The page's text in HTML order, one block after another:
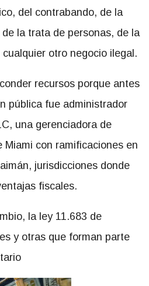
del contrabando, de la
la trata de personas, de la
otro negocio ilegal.
recursos porque antes
pública fue administrador
una gerenciadora de
Miami con ramificaciones en
jurisdicciones donde
fiscales.
la ley 11.683 de
y otras que forman parte